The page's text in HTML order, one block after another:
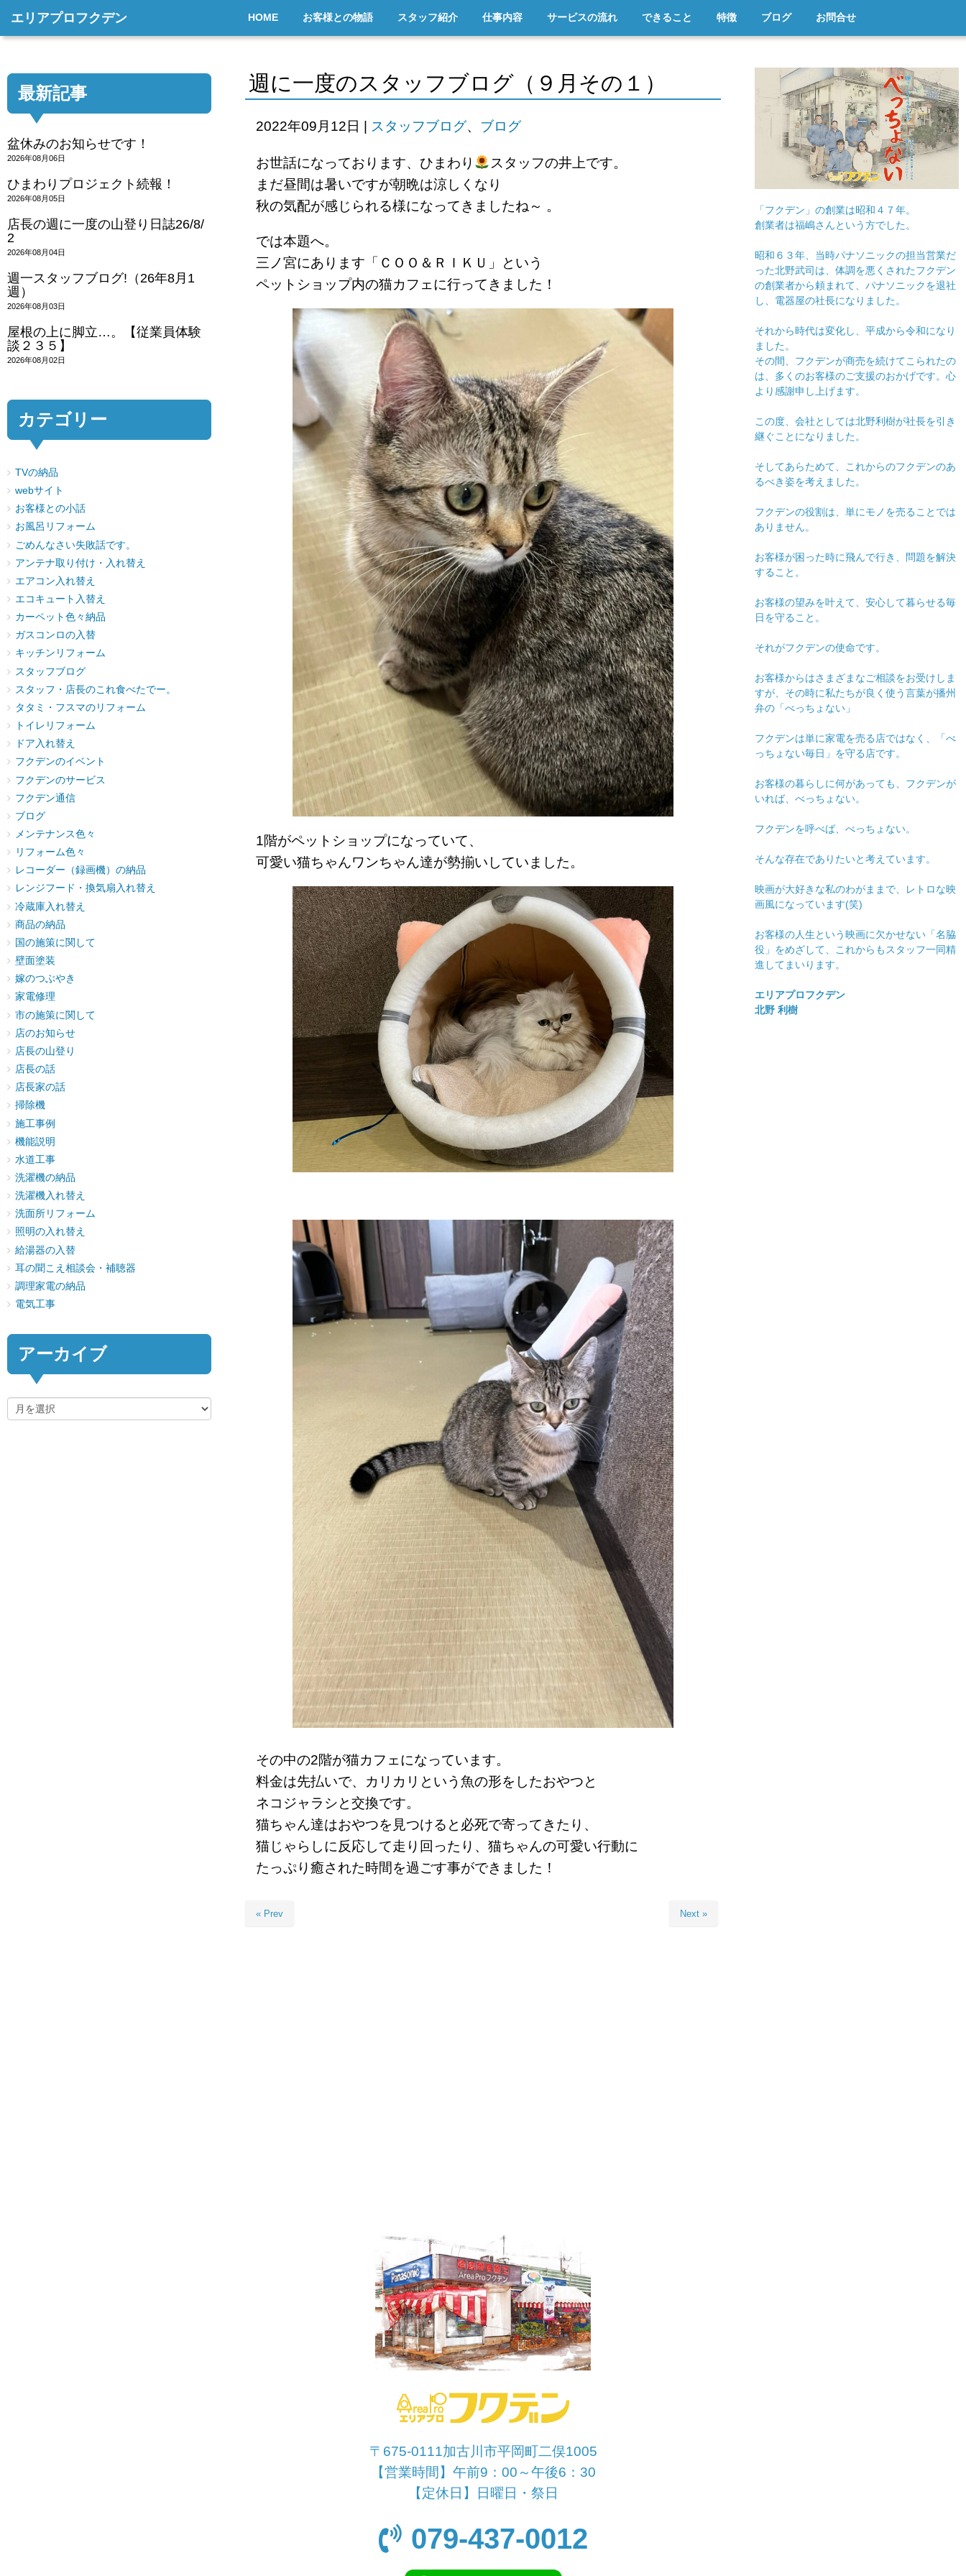
エリアプロフクデン HOME お客様との物語 スタッフ紹介 仕事内容 サービスの流れ できること 特徴 ブログ お問合せ
週に一度のスタッフブログ（９月その１）
2022年09月12日 スタッフブログ、 ブログ
お世話になっております、ひまわり
スタッフの井上です。
まだ昼間は暑いですが朝晩は涼しくなり
秋の気配が感じられる様になってきましたね～ 。
では本題へ。
三ノ宮にあります「Ｃ ＯＯ＆ＲＩＫＵ」という
ペットショップ内の猫カフェに行ってきました！
1階がペットショップになっていて、
可愛い猫ちゃんワンちゃん達が勢揃いしていました。
その中の2階が猫カフェになっています。
料金は先払いで、カリカリという魚の形をしたおやつと
ネコジャラシと交換です。
猫ちゃん達はおやつを見つけると必死で寄ってきたり、
猫じゃらしに反応して走り回ったり、猫ちゃんの可愛い行動に
たっぷり癒された時間を過ごす事ができました！
« Prev Next »
最新記事
盆休みのお知らせです！
2026年08月06日
ひまわりプロジェクト続報！
2026年08月05日
店長の週に一度の山登り日誌26/8/
2
2026年08月04日
週一スタッフブログ!（26年8月1
週）
2026年08月03日
屋根の上に脚立…。【従業員体験
談２３５】
2026年08月02日
カテゴリー
TVの納品
webサイト
お客様との小話
お風呂リフォーム
ごめんなさい失敗話です。
アンテナ取り付け・入れ替え
エアコン入れ替え
エコキュート入替え
カーペット色々納品
ガスコンロの入替
キッチンリフォーム
スタッフブログ
スタッフ・店長のこれ食べたでー。
タタミ・フスマのリフォーム
トイレリフォーム
ドア入れ替え
フクデンのイベント
フクデンのサービス
フクデン通信
ブログ
メンテナンス色々
リフォーム色々
レコーダー（録画機）の納品
レンジフード・換気扇入れ替え
冷蔵庫入れ替え
商品の納品
国の施策に関して
壁面塗装
嫁のつぶやき
家電修理
市の施策に関して
店のお知らせ
店長の山登り
店長の話
店長家の話
掃除機
施工事例
機能説明
水道工事
洗濯機の納品
洗濯機入れ替え
洗面所リフォーム
照明の入れ替え
給湯器の入替
耳の聞こえ相談会・補聴器
調理家電の納品
電気工事
アーカイブ
「フクデン」の創業は昭和４７年。
創業者は福嶋さんという方でした。
昭和６３年、当時パナソニックの担当営業だ
った北野武司は、体調を悪くされたフクデン
の創業者から頼まれて、パナソニックを退社
し、電器屋の社長になりました。
それから時代は変化し、平成から令和になり
ました。
その間、フクデンが商売を続けてこられたの
は、多くのお客様のご支援のおかげです。心
より感謝申し上げます。
この度、会社としては北野利樹が社長を引き
継ぐことになりました。
そしてあらためて、これからのフクデンのあ
るべき姿を考えました。
フクデンの役割は、単にモノを売ることでは
ありません。
お客様が困った時に飛んで行き、問題を解決
すること。
お客様の望みを叶えて、安心して暮らせる毎
日を守ること。
それがフクデンの使命です。
お客様からはさまざまなご相談をお受けしま
すが、その時に私たちが良く使う言葉が播州
弁の「べっちょない」
フクデンは単に家電を売る店ではなく、「べ
っちょない毎日」を守る店です。
お客様の暮らしに何があっても、フクデンが
いれば、べっちょない。
フクデンを呼べば、べっちょない。
そんな存在でありたいと考えています。
映画が大好きな私のわがままで、レトロな映
画風になっています(笑)
お客様の人生という映画に欠かせない「名脇
役」をめざして、これからもスタッフ一同精
進してまいります。
エリアプロフクデン
北野 利樹
〒675-0111加古川市平岡町二俣1005
【営業時間】午前9：00～午後6：30
【定休日】日曜日・祭日
079-437-0012